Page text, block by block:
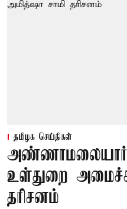
தமிழக செய்திகள்
அண்ணாமலையார்
உள்துறை
தரிசனம்